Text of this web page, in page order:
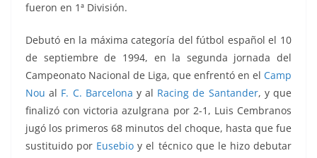
fueron en 1ª División.
Debutó en la máxima categoría del fútbol español el 10
de septiembre de 1994, en la segunda jornada del
Campeonato Nacional de Liga, que enfrentó en el Camp
Nou al F. C. Barcelona y al Racing de Santander, y que
finalizó con victoria azulgrana por 2-1, Luis Cembranos
jugó los primeros 68 minutos del choque, hasta que fue
sustituido por Eusebio y el técnico que le hizo debutar